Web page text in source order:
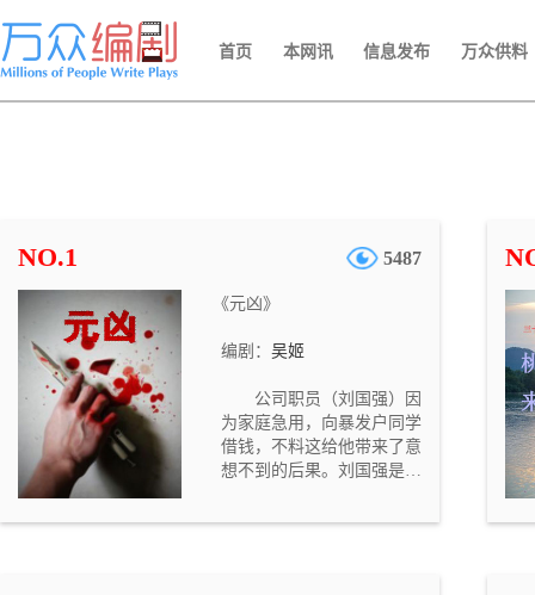
首页 本网讯 信息发布 万众供料
NO.1 5487
《元凶》
编剧： 吴姬
公司职员（刘国强）因
为家庭急用，向暴发户同学
借钱，不料这给他带来了意
想不到的后果。刘国强是一
子（郭艳）一向抱怨他没有